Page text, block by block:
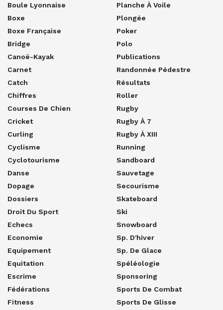
Boule Lyonnaise
Boxe
Boxe Française
Bridge
Canoë-Kayak
Carnet
Catch
Chiffres
Courses De Chien
Cricket
Curling
Cyclisme
Cyclotourisme
Danse
Dopage
Dossiers
Droit Du Sport
Echecs
Economie
Equipement
Equitation
Escrime
Fédérations
Fitness
Planche À Voile
Plongée
Poker
Polo
Publications
Randonnée Pédestre
Résultats
Roller
Rugby
Rugby À 7
Rugby À XIII
Running
Sandboard
Sauvetage
Secourisme
Skateboard
Ski
Snowboard
Sp. D'hiver
Sp. De Glace
Spéléologie
Sponsoring
Sports De Combat
Sports De Glisse